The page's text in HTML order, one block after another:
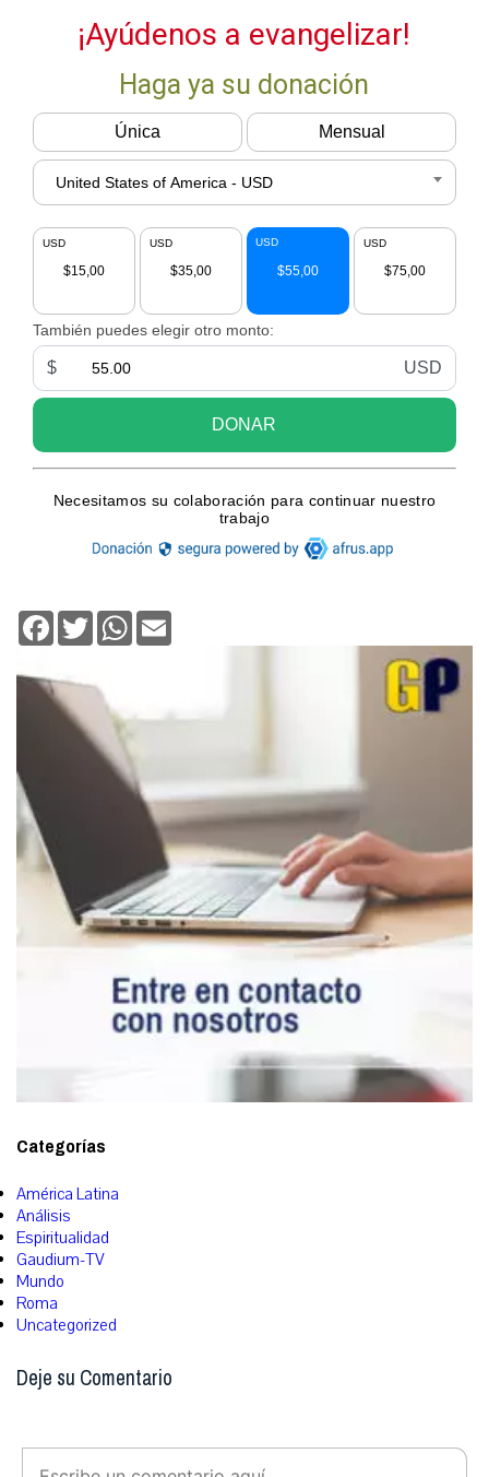
Facebook
TwitterWhatsApp
Categorías
América Latina
Análisis
Espiritualidad
Gaudium-TV
Mundo
Roma
Uncategorized
Deje su Comentario